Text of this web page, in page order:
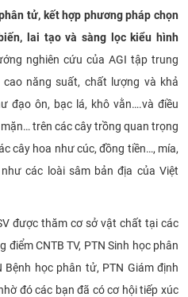
tử, kết hợp phương pháp chọn
lai tạo và sàng lọc kiểu hình
nghiên cứu của AGI tập trung
năng suất, chất lượng và khả
đạo ôn, bạc lá, khô vằn….và điều
trên các cây trồng quan trọng
cây hoa như cúc, đồng tiền…, mía,
các loài sâm bản địa của Việt
được thăm cơ sở vật chất tại các
CNTB TV, PTN Sinh học phân
học phân tử, PTN Giám định
đó các bạn đã có cơ hội tiếp xúc